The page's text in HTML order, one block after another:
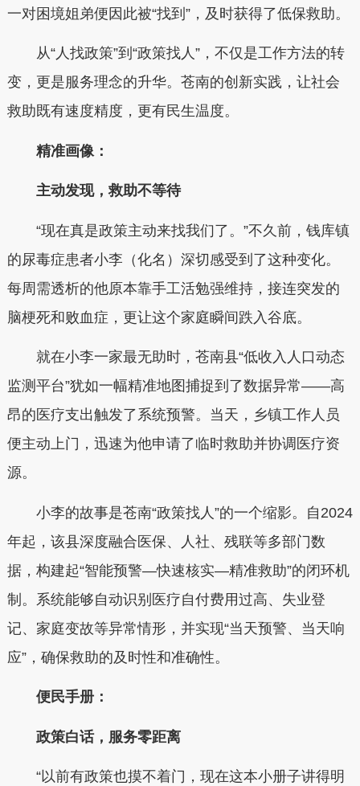
一对困境姐弟便因此被“找到”，及时获得了低保救助。
从“人找政策”到“政策找人”，不仅是工作方法的转
变，更是服务理念的升华。苍南的创新实践，让社会
救助既有速度精度，更有民生温度。
精准画像：
主动发现，救助不等待
“现在真是政策主动来找我们了。”不久前，钱库镇
的尿毒症患者小李（化名）深切感受到了这种变化。
每周需透析的他原本靠手工活勉强维持，接连突发的
脑梗死和败血症，更让这个家庭瞬间跌入谷底。
就在小李一家最无助时，苍南县“低收入人口动态
监测平台”犹如一幅精准地图捕捉到了数据异常——高
昂的医疗支出触发了系统预警。当天，乡镇工作人员
便主动上门，迅速为他申请了临时救助并协调医疗资
源。
小李的故事是苍南“政策找人”的一个缩影。自2024
年起，该县深度融合医保、人社、残联等多部门数
据，构建起“智能预警—快速核实—精准救助”的闭环机
制。系统能够自动识别医疗自付费用过高、失业登
记、家庭变故等异常情形，并实现“当天预警、当天响
应”，确保救助的及时性和准确性。
便民手册：
政策白话，服务零距离
“以前有政策也摸不着门，现在这本小册子讲得明